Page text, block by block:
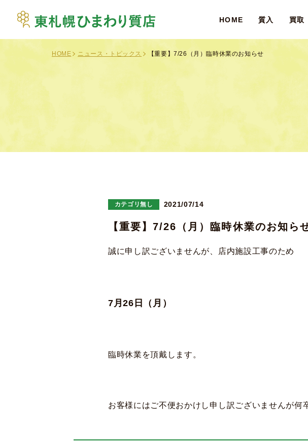
HOME 質入 買取
HOME ニュース・トピックス 【重要】7/26（月）臨時休業のお知らせ
カテゴリ無し 2021/07/14
【重要】7/26（月）臨時休業のお知ら
誠に申し訳ございませんが、店内施設工事のため
7月26日（月）
臨時休業を頂戴します。
お客様にはご不便おかけし申し訳ございませんが何